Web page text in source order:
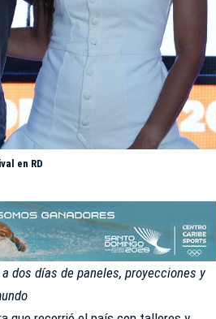
en RD
dos días de paneles, proyecciones y